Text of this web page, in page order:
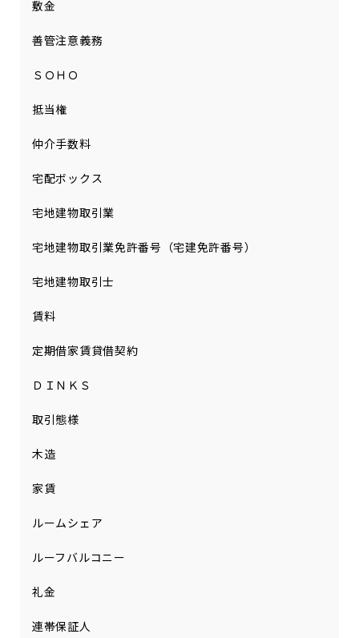
敷金
善管注意義務
ＳＯＨＯ
抵当権
仲介手数料
宅配ボックス
宅地建物取引業
宅地建物取引業免許番号（宅建免許番号）
宅地建物取引士
賃料
定期借家賃貸借契約
ＤＩＮＫＳ
取引態様
木造
家賃
ルームシェア
ルーフバルコニー
礼金
連帯保証人